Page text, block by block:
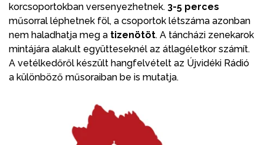
korcsoportokban versenyezhetnek. 3-5 perces
műsorral léphetnek föl, a csoportok létszáma azonban
nem haladhatja meg a tizenötöt. A táncházi zenekarok
mintájára alakult együtteseknél az átlagéletkor számít.
A vetélkedőről készült hangfelvételt az Újvidéki Rádió
a különböző műsoraiban be is mutatja.